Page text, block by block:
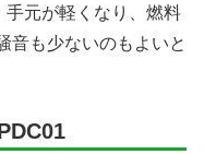
元が軽くなり、燃料
音も少ないのもよいと